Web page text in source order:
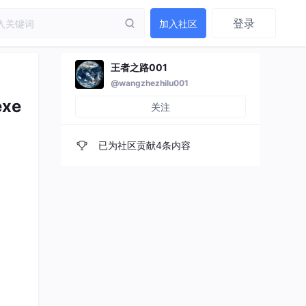
加入社区 登录
王者之路001
@wangzhezhilu001
关注
已为社区贡献4条内容